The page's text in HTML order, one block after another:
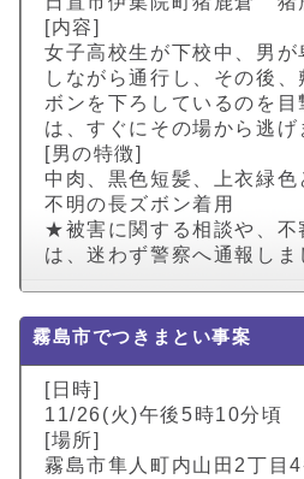
[内容]
女子高校生が下校中、男
しながら通行し、その後
ボンを下ろしているのを目
は、すぐにその場から逃げ
[男の特徴]
中肉、黒色短髪、上衣緑
不明の長ズボン着用
★被害に関する相談や、不
は、迷わず警察へ通報しま
霧島市でつきまとい事案
[日時]
11/26(火)午後5時10分頃
[場所]
霧島市隼人町内山田2丁目